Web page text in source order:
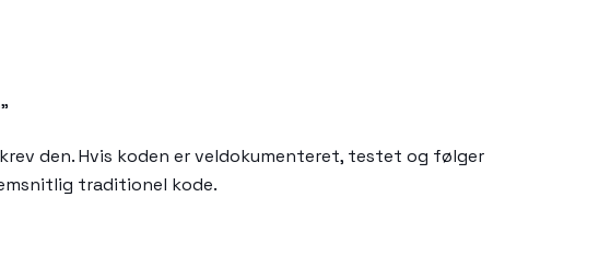
den. Hvis koden er veldokumenteret, testet og følger
traditionel kode.